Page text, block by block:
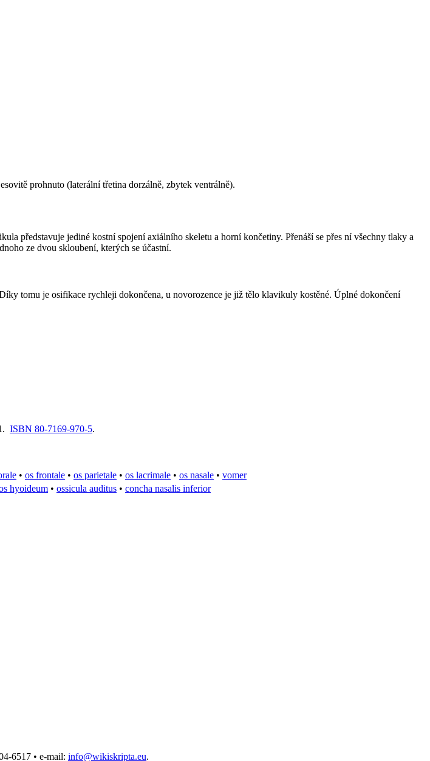
prohnuto (laterální třetina dorzálně, zbytek ventrálně).
představuje jediné kostní spojení axiálního skeletu a horní končetiny. Přenáší se přes ní všechny tlaky a
ze dvou skloubení, kterých se účastní.
tomu je osifikace rychleji dokončena, u novorozence je již tělo klavikuly kostěné. Úplné dokončení
ISBN 80-7169-970-5.
• os frontale • os parietale • os lacrimale • os nasale • vomer
hyoideum • ossicula auditus • concha nasalis inferior
6517 • e-mail: info@wikiskripta.eu.